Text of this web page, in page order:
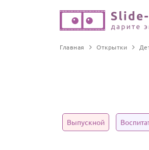
Главная Открытки
Выпускной